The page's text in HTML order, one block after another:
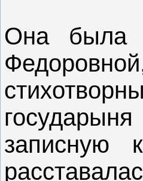
Она была
записную